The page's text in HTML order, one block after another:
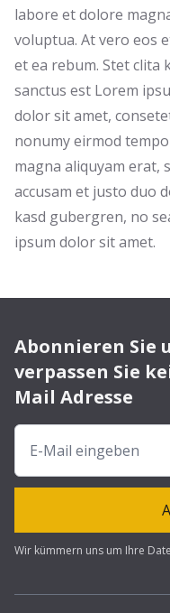
labore et dolore
voluptua. At vero eos
et ea rebum. Stet clita
sanctus est Lorem
dolor sit amet,
nonumy eirmod
magna aliquyam erat,
accusam et justo duo
kasd gubergren, no
ipsum dolor sit amet.
Abonnieren Sie
verpassen Sie
Mail Adresse
Wir kümmern uns um Ihre